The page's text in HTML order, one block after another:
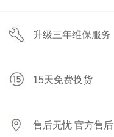
升级三年维保服务
15天免费换货
售后无忧 官方售后